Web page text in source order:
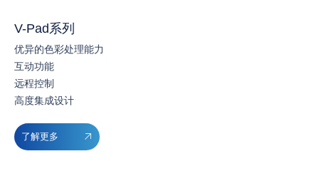
V-Pad系列
优异的色彩处理能力
互动功能
远程控制
高度集成设计
了解更多